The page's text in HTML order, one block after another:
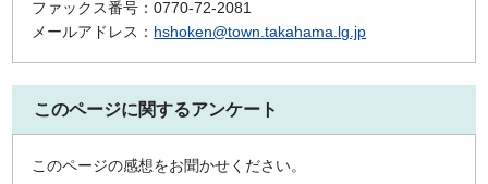
ファックス番号：0770-72-2081
メールアドレス： hshoken@town.takahama.lg.jp
このページに関するアンケート
このページの感想をお聞かせください。